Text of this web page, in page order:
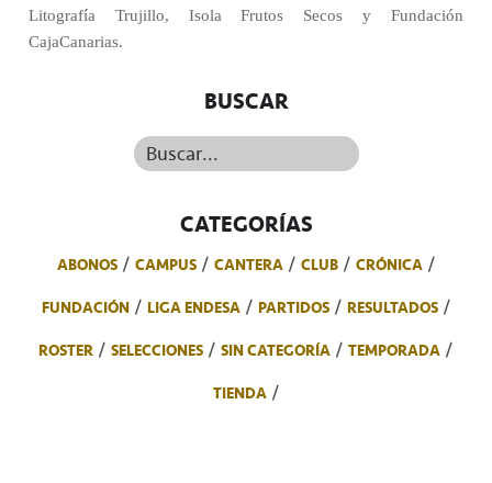
Litografía Trujillo, Isola Frutos Secos y Fundación
CajaCanarias.
BUSCAR
Buscar...
CATEGORÍAS
ABONOS CAMPUS CANTERA CLUB
CRÓNICA
FUNDACIÓN
LIGA ENDESA PARTIDOS
RESULTADOS
ROSTER
SELECCIONES SIN CATEGORÍA
TEMPORADA
TIENDA